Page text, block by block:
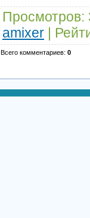
Просмотров:
amixer |
Всего комментариев: 0